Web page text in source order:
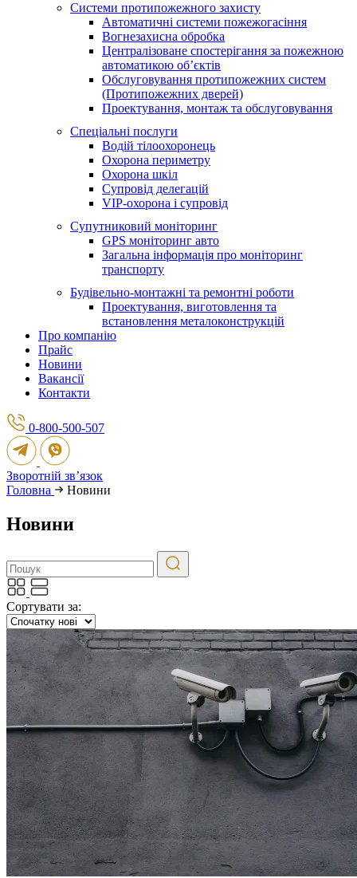
Системи протипожежного захисту
Автоматичні системи пожежогасіння
Вогнезахисна обробка
Централізоване спостерігання за пожежною
автоматикою об’єктів
Обслуговування протипожежних систем
(Протипожежних дверей)
Проектування, монтаж та обслуговування
Спеціальні послуги
Водій тілоохоронець
Охорона периметру
Охорона шкіл
Супровід делегацій
VIP-охорона і супровід
Супутниковий моніторинг
GPS моніторинг авто
Загальна інформація про моніторинг
транспорту
Будівельно-монтажні та ремонтні роботи
Проектування, виготовлення та
встановлення металоконструкцій
Про компанію
Прайс
Новини
Вакансії
Контакти
0-800-500-507
Зворотній зв’язок
Головна
Новини
Новини
Сортувати за: